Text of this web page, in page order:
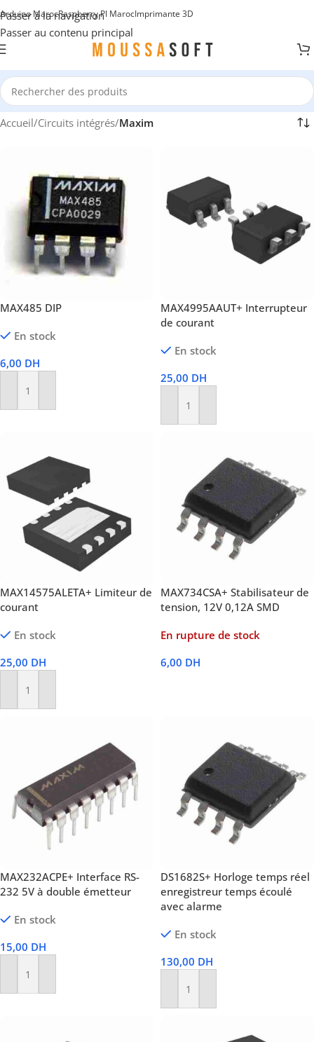
Passer à la navigation
Passer au contenu principal
Arduino MarocRaspberry PI MarocImprimante 3D
Accueil/Circuits intégrés/Maxim
MAX485 DIP
En stock
6,00 DH
Ajouter Au Panier
MAX4995AAUT+ Interrupteur
de courant
En stock
25,00 DH
Ajouter Au Panier
MAX14575ALETA+ Limiteur de
courant
En stock
25,00 DH
Ajouter Au Panier
MAX734CSA+ Stabilisateur de
tension, 12V 0,12A SMD
En rupture de stock
6,00 DH
MAX232ACPE+ Interface RS-
232 5V à double émetteur
En stock
15,00 DH
Ajouter Au Panier
DS1682S+ Horloge temps réel
enregistreur temps écoulé
avec alarme
En stock
130,00 DH
Ajouter Au Panier